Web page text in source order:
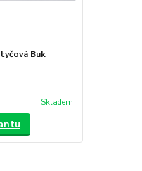
Buk
Skladem